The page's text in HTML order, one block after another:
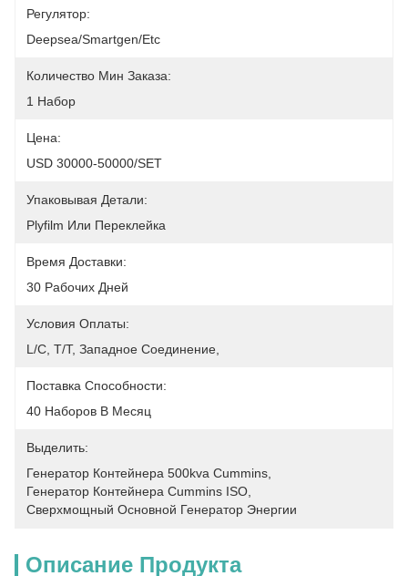
Регулятор:
Deepsea/Smartgen/etc
Количество Мин Заказа:
1 Набор
Цена:
USD 30000-50000/SET
Упаковывая Детали:
Plyfilm Или Переклейка
Время Доставки:
30 Рабочих Дней
Условия Оплаты:
L/C, T/T, Западное Соединение,
Поставка Способности:
40 Наборов В Месяц
Выделить:
Генератор Контейнера 500kva Cummins
Генератор Контейнера Cummins ISO
Сверхмощный Основной Генератор Энергии
Описание Продукта